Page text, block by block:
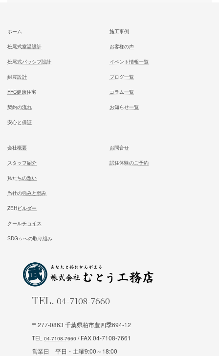
月々の返済額はいくら？金利別
むとう工務店で建てる家での住み心地を
一足先に体験して頂いております
家族が幸せになる家を建築したいあなたへ
お気軽にご相談ください
〒277-0863 千葉県柏市豊四季694-12
TEL
/ FAX 04-7108-7661
営業日 平日・土曜9:00～18:00